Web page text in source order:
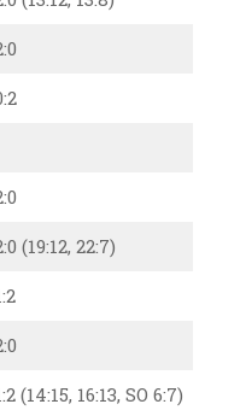
(19:12, 22:7)
(14:15, 16:13, SO 6:7)